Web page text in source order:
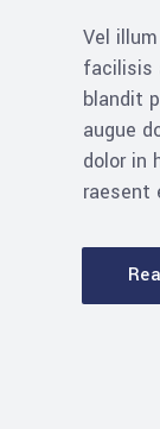
Vel
facilisis
blandit
augue
dolor in
raesent